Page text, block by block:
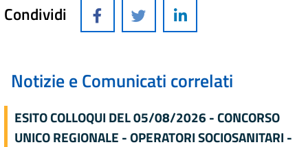
Condividi
Notizie e Comunicati correlati
ESITO COLLOQUI DEL 05/08/2026 - CONCORSO
UNICO REGIONALE - OPERATORI SOCIOSANITARI -